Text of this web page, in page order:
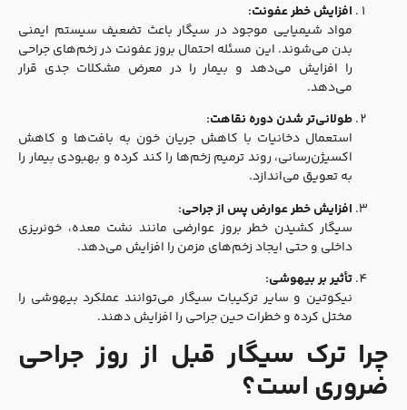
افزایش خطر عفونت:
مواد شیمیایی موجود در سیگار باعث تضعیف سیستم ایمنی
بدن می‌شوند. این مسئله احتمال بروز عفونت در زخم‌های جراحی
را افزایش می‌دهد و بیمار را در معرض مشکلات جدی قرار
می‌دهد.
طولانی‌تر شدن دوره نقاهت:
استعمال دخانیات با کاهش جریان خون به بافت‌ها و کاهش
اکسیژن‌رسانی، روند ترمیم زخم‌ها را کند کرده و بهبودی بیمار را
به تعویق می‌اندازد.
افزایش خطر عوارض پس از جراحی:
سیگار کشیدن خطر بروز عوارضی مانند نشت معده، خونریزی
داخلی و حتی ایجاد زخم‌های مزمن را افزایش می‌دهد.
تأثیر بر بیهوشی:
نیکوتین و سایر ترکیبات سیگار می‌توانند عملکرد بیهوشی را
مختل کرده و خطرات حین جراحی را افزایش دهند.
چرا ترک سیگار قبل از روز جراحی
ضروری است؟